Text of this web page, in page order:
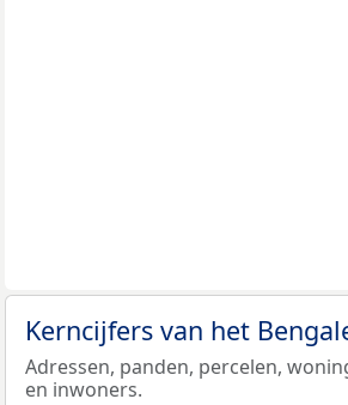
Kerncijfers van het
Adressen, panden, percelen,
en inwoners.